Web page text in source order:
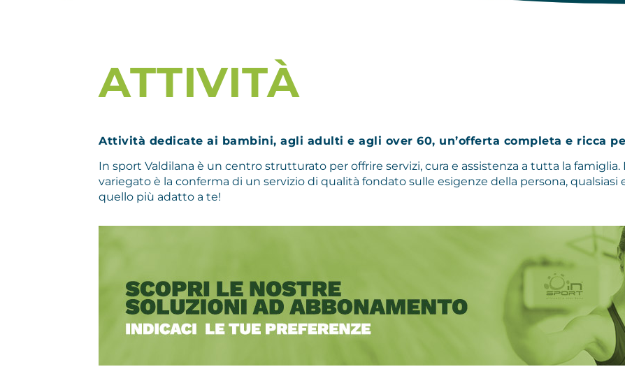
ATTIVITÀ
Attività dedicate ai bambini, agli adulti e agli over 60, un’offerta completa e ricca
In sport Valdilana è un centro strutturato per offrire servizi, cura e assistenza a tutta la
variegato è la conferma di un servizio di qualità fondato sulle esigenze della persona, qualsiasi
quello più adatto a te!